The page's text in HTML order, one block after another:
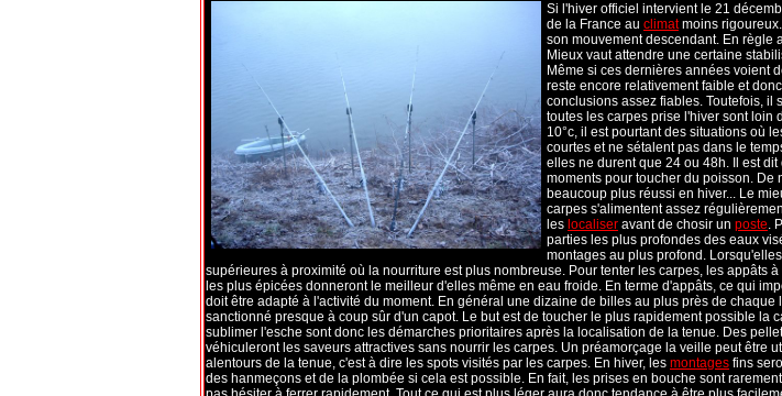
Si l'hiver officiel intervient le 21
de la France au climatmoins
son mouvement descendant. En règle
Mieux vaut attendre une certaine
Même si ces dernières années voient
reste encore relativement faible et
conclusions assez fiables. Toutefois,
toutes les carpes prise l'hiver sont loin
10°c, il est pourtant des situations où
courtes et ne sétalent pas dans le
elles ne durent que 24 ou 48h. Il est
moments pour toucher du poisson. De
beaucoup plus réussi en hiver... Le
carpes s'alimentent assez
les localiser avant de chosir un poste.
parties les plus profondes des eaux
montages au plus profond.
supérieures à proximité où la nourriture est plus nombreuse. Pour tenter les carpes, les appâts
les plus épicées donneront le meilleur d'elles même en eau froide. En terme d'appâts, ce qui
doit être adapté à l'activité du moment. En général une dizaine de billes au plus près de
sanctionné presque à coup sûr d'un capot. Le but est de toucher le plus rapidement possible
sublimer l'esche sont donc les démarches prioritaires après la localisation de la tenue. Des
véhiculeront les saveurs attractives sans nourrir les carpes. Un préamorçage la veille peut
alentours de la tenue, c'est à dire les spots visités par les carpes. En hiver, les montages fins
des hanmeçons et de la plombée si cela est possible. En fait, les prises en bouche sont